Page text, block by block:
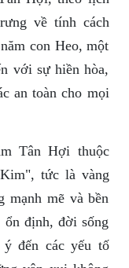
về tính cách
con Heo, một
với sự hiền hòa,
an toàn cho mọi
Tân Hợi thuộc
tức là vàng
mạnh mẽ và bền
định, đời sống
đến các yếu tố